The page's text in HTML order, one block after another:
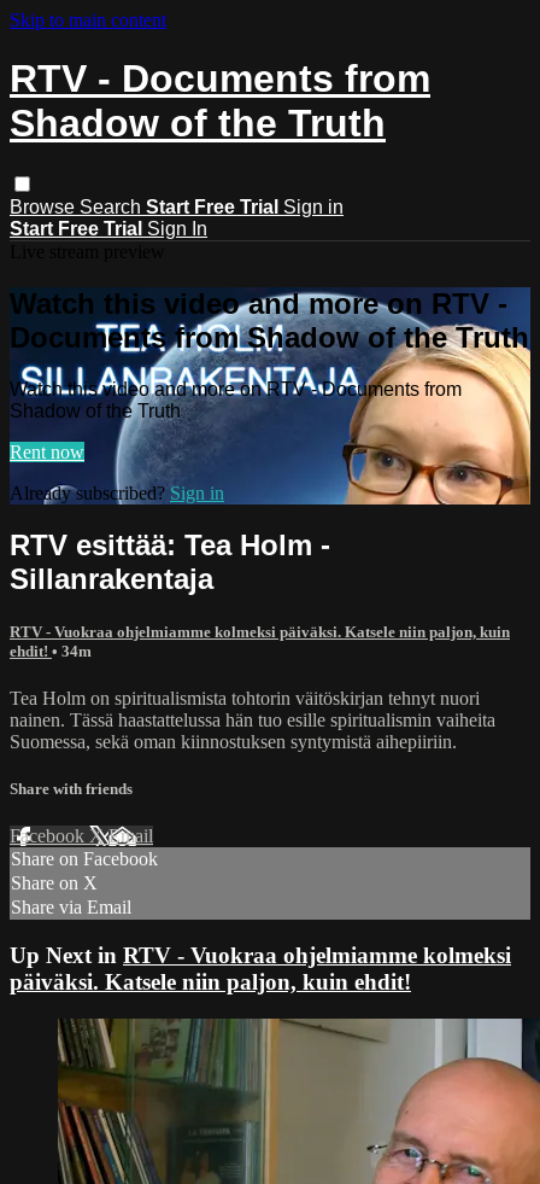
Skip to main content
RTV - Documents from
Shadow of the Truth
Browse Search Start Free Trial Sign in
Start Free Trial Sign In
Watch this video and more on RTV -
Documents from Shadow of the Truth
Watch this video and more on RTV - Documents from
Shadow of the Truth
Rent now
Already subscribed? Sign in
RTV esittää: Tea Holm -
Sillanrakentaja
RTV - Vuokraa ohjelmiamme kolmeksi päiväksi. Katsele niin paljon, kuin
ehdit! • 34m
Tea Holm on spiritualismista tohtorin väitöskirjan tehnyt nuori
nainen. Tässä haastattelussa hän tuo esille spiritualismin vaiheita
Suomessa, sekä oman kiinnostuksen syntymistä aihepiiriin.
Share with friends
Facebook XEmail
Share on Facebook
Share on X
Share via Email
Up Next in RTV - Vuokraa ohjelmiamme kolmeksi
päiväksi. Katsele niin paljon, kuin ehdit!